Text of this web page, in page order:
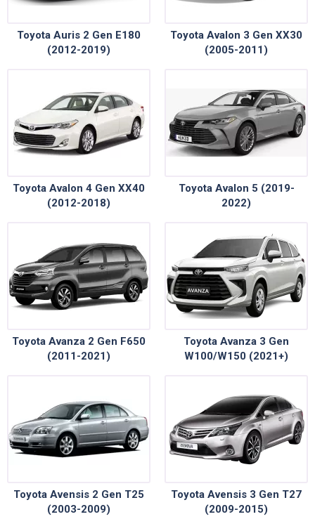
Toyota Auris 2 Gen E180
(2012-2019)
Toyota Avalon 3 Gen XX30
(2005-2011)
Toyota Avalon 4 Gen XX40
(2012-2018)
Toyota Avalon 5 (2019-
2022)
Toyota Avanza 2 Gen F650
(2011-2021)
Toyota Avanza 3 Gen
W100/W150 (2021+)
Toyota Avensis 2 Gen T25
(2003-2009)
Toyota Avensis 3 Gen T27
(2009-2015)